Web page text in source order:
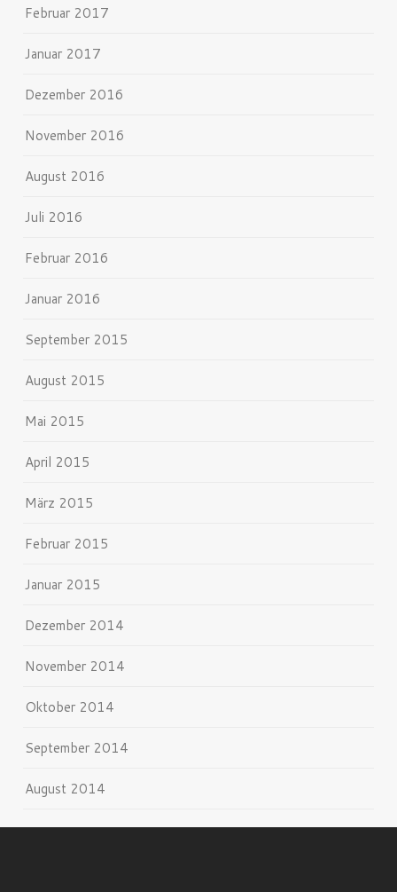
Februar 2017
Januar 2017
Dezember 2016
November 2016
August 2016
Juli 2016
Februar 2016
Januar 2016
September 2015
August 2015
Mai 2015
April 2015
März 2015
Februar 2015
Januar 2015
Dezember 2014
November 2014
Oktober 2014
September 2014
August 2014